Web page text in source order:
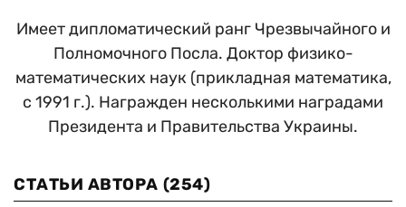
Имеет дипломатический ранг Чрезвычайного и
Полномочного Посла. Доктор физико-
математических наук (прикладная математика,
с 1991 г.). Награжден несколькими наградами
Президента и Правительства Украины.
СТАТЬИ АВТОРА (254)